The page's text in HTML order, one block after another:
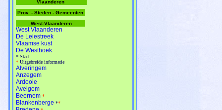
Vlaanderen
Prov. - Steden - Gemeenten
West-Vlaanderen
West Vlaanderen
De Leiestreek
Vlaamse kust
De Westhoek
* Stad
* Uitgebreide informatie
Alveringem
Anzegem
Ardooie
Avelgem
Beernem *
Blankenberge **